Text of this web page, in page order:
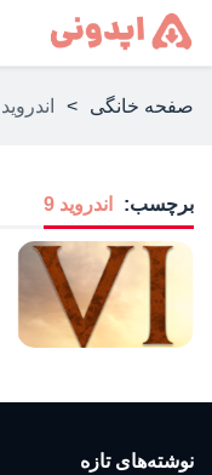
صفحه خانگی > اندروید 9
برچسب: اندروید 9
نوشته‌های تازه